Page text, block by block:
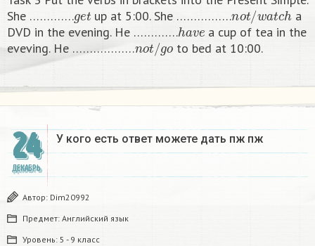
She ………….ge tup at 5:00. She …………….not/watcha
DVD in the evening. He ………….have a cup of tea in the
eveving. He ………………not/go to bed at 10:00. ​
24
ДЕКАБРЬ
У кого есть ответ можете дать пж пж ​
Автор: Dim20992
Предмет: Английский язык
Уровень: 5 - 9 класс